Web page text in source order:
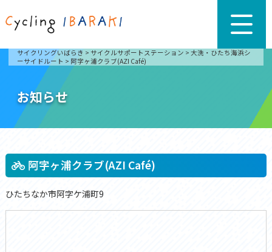
サイクリングいばらき > サイクルサポートステーション > 大洗・ひたち海浜シ
ーサイドルート > 阿字ヶ浦クラブ(AZI Café)
お知らせ
阿字ヶ浦クラブ(AZI Café)
ひたちなか市阿字ケ浦町9